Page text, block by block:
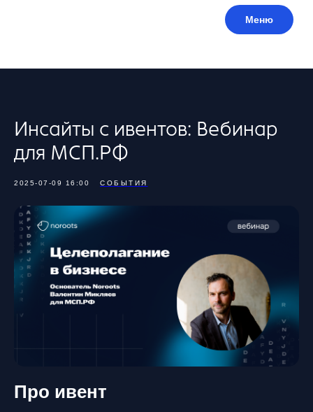
Инсайты с ивентов: Вебинар
для МСП.РФ
2025-07-09 16:00 СОБЫТИЯ
Про ивент